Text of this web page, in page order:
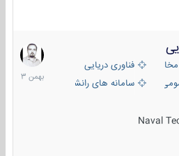
دریاییفناوری دریایی
سامانه های رانشی دریایی
Naval
6
بهمن
1403